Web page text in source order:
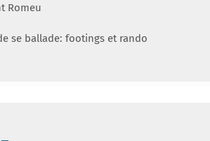
Romeu
se ballade: footings et rando